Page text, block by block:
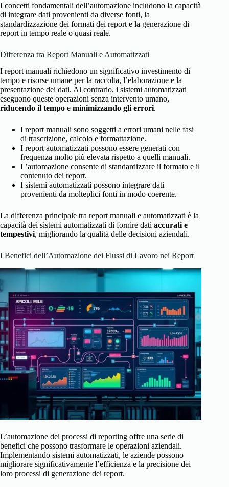
I concetti fondamentali dell’automazione includono la capacità
di integrare dati provenienti da diverse fonti, la
standardizzazione dei formati dei report e la generazione di
report in tempo reale o quasi reale.
Differenza tra Report Manuali e Automatizzati
I report manuali richiedono un significativo investimento di
tempo e risorse umane per la raccolta, l’elaborazione e la
presentazione dei dati. Al contrario, i sistemi automatizzati
eseguono queste operazioni senza intervento umano,
riducendo il tempo e minimizzando gli errori.
I report manuali sono soggetti a errori umani nelle fasi
di trascrizione, calcolo e formattazione.
I report automatizzati possono essere generati con
frequenza molto più elevata rispetto a quelli manuali.
L’automazione consente di standardizzare il formato e il
contenuto dei report.
I sistemi automatizzati possono integrare dati
provenienti da molteplici fonti in modo coerente.
La differenza principale tra report manuali e automatizzati è la
capacità dei sistemi automatizzati di fornire dati accurati e
tempestivi, migliorando la qualità delle decisioni aziendali.
I Benefici dell’Automazione dei Flussi di Lavoro nei Report
L’automazione dei processi di reporting offre una serie di
benefici che possono trasformare le operazioni aziendali.
Implementando sistemi automatizzati, le aziende possono
migliorare significativamente l’efficienza e la precisione dei
loro processi di generazione dei report.